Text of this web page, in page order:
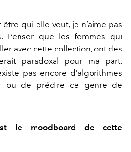
qui elle veut, je n’aime pas
Penser que les femmes qui
avec cette collection, ont des
paradoxal pour ma part.
pas encore d'algorithmes
ou de prédire ce genre de
le moodboard de cette